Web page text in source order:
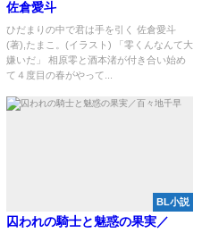
佐倉愛斗
ひだまりの中で君は手を引く 佐倉愛斗
(著),たまこ。(イラスト) 「零くんなんて大
嫌いだ」 相原零と酒本渚が付き合い始め
て４度目の春がやって...
BL小説
囚われの騎士と魅惑の果実／